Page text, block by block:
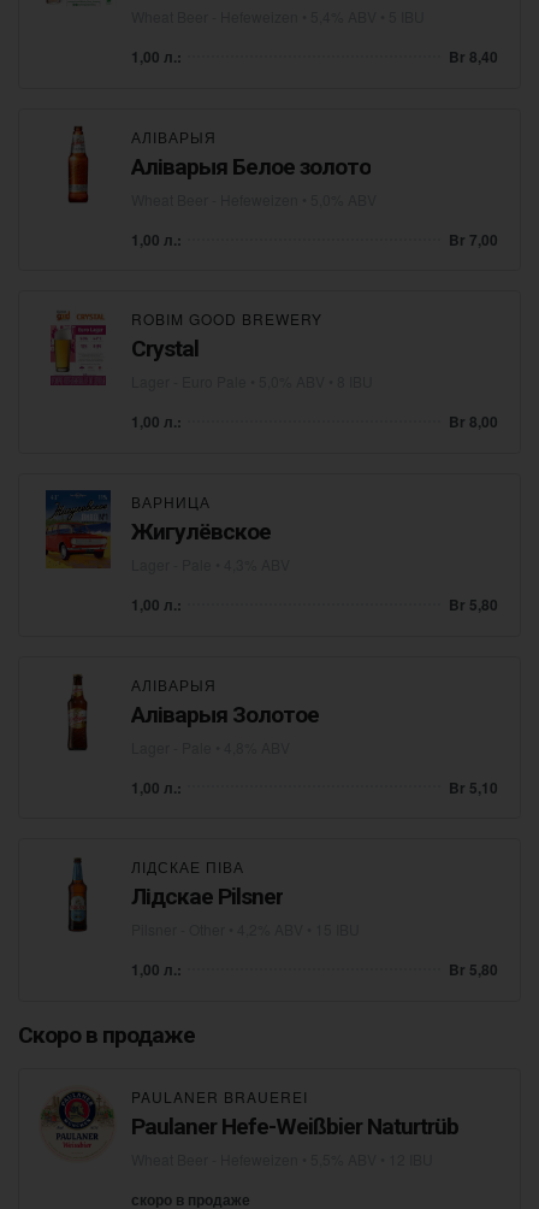
1,00 л.: Br 8,40
АЛІВАРЫЯ
Аліварыя Белое золото
1,00 л.: Br 7,00
ROBIM GOOD BREWERY
Crystal
1,00 л.: Br 8,00
ВАРНИЦА
Жигулёвское
1,00 л.: Br 5,80
АЛІВАРЫЯ
Аліварыя Золотое
1,00 л.: Br 5,10
ЛІДСКАЕ ПІВА
Лідскае Pilsner
1,00 л.: Br 5,80
Скоро в продаже
PAULANER BRAUEREI
Paulaner Hefe-Weißbier Naturtrüb
скоро в продаже